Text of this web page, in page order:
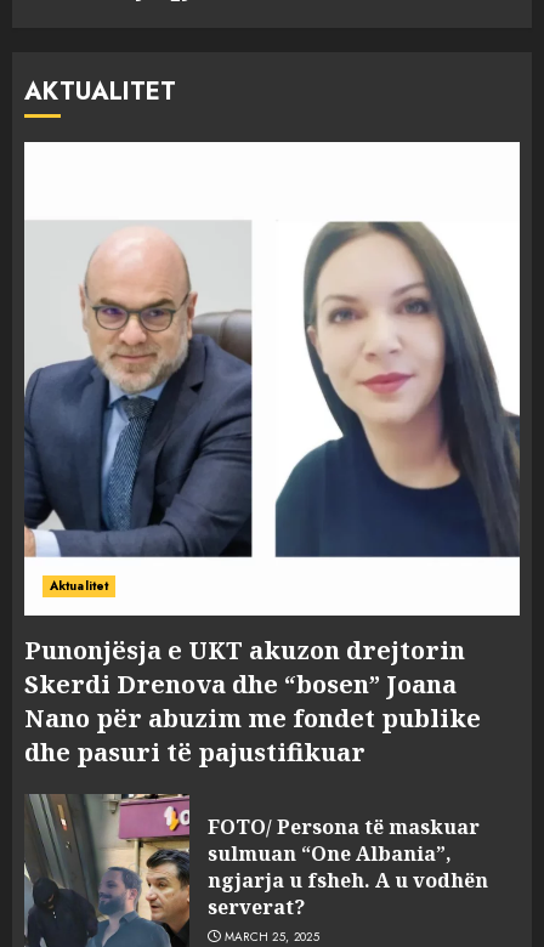
AKTUALITET
Aktualitet
Punonjësja e UKT akuzon drejtorin
Skerdi Drenova dhe “bosen” Joana
Nano për abuzim me fondet publike
dhe pasuri të pajustifikuar
FOTO/ Persona të maskuar
sulmuan “One Albania”,
ngjarja u fsheh. A u vodhën
serverat?
MARCH 25, 2025